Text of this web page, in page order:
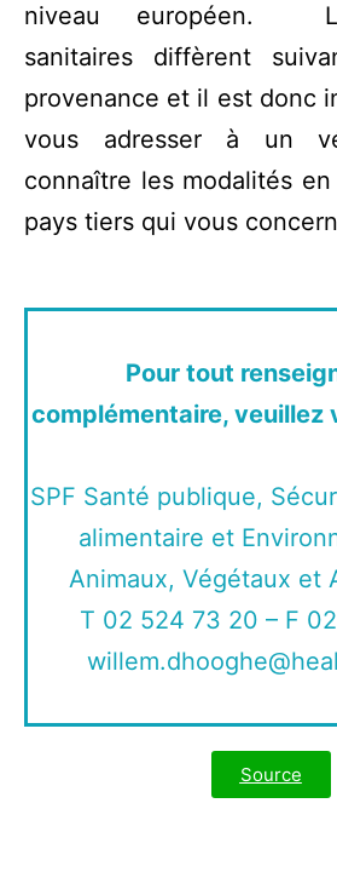
niveau européen.
sanitaires diffèrent
provenance et il est donc
vous adresser à un
connaître les modalités
pays tiers qui vous
Pour tout
complémentaire, veuillez
SPF Santé publique,
alimentaire et
Animaux, Végétaux et
T 02 524 73 20 – F
Source